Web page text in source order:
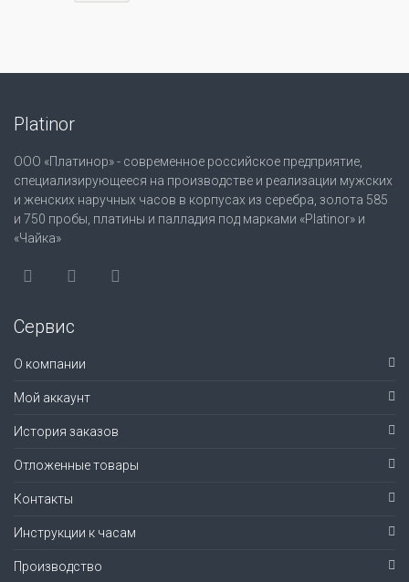
Platinor
ООО «Платинор» - современное российское предприятие,
специализирующееся на производстве и реализации мужских
и женских наручных часов в корпусах из серебра, золота 585
и 750 пробы, платины и палладия под марками «Platinor» и
«Чайка»
Сервис
О компании
Мой аккаунт
История заказов
Отложенные товары
Контакты
Инструкции к часам
Производство